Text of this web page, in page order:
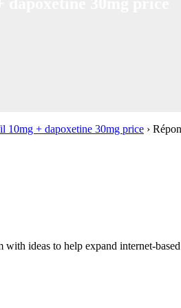
10mg + dapoxetine 30mg price ›
ideas to help expand internet-